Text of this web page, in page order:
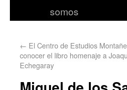
somos
← El Centro de Estudios
conocer el libro homenaje a
Echegaray